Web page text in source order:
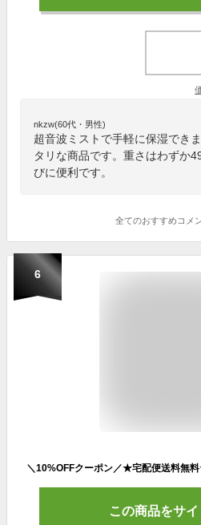
nkzw(60代・男性)
超音波ミストで手軽に保湿でき
タリな商品です。重さはわずか
びに便利です。
全てのおすすめコメ
6
この商品をサ